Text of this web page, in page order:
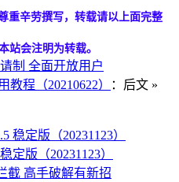
重辛劳撰写，转载请以上面完整
站会注明为转载。
制 全面开放用户
教程（20210622）
：后文 »
定版（20231123）